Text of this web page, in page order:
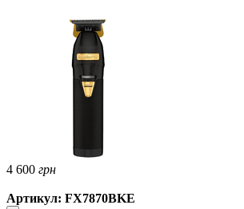
4 600 грн
Артикул: FX7870BKE